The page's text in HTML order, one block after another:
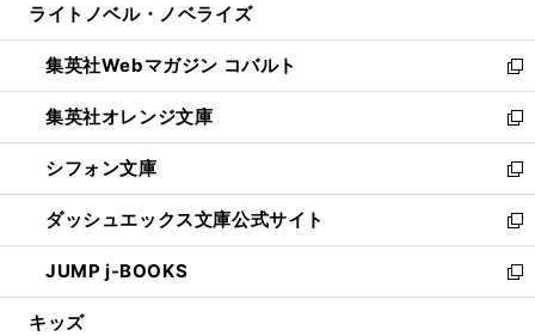
開
く
ウ
で
開
く
ン
ド
ウ
で
開
く
ウ
ィ
ン
ド
ウ
で
開
く
ライトノベル・ノベライズ
集英社Webマガジン コバルト
新
し
い
ウ
ィ
ン
ド
ウ
で
開
集英社オレンジ文庫
新
し
い
ウ
ィ
ン
ド
ウ
シフォン文庫
新
し
い
ウ
ィ
ン
ダッシュエックス文庫公式サイト
新
し
い
ウ
JUMP j-BOOKS
新
し
キッズ